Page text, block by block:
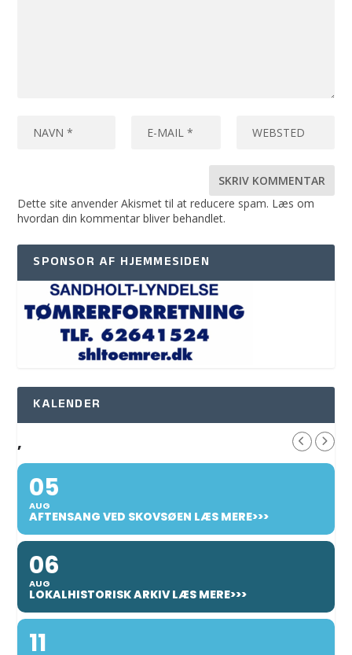
Dette site anvender Akismet til at reducere spam. Læs om
hvordan din kommentar bliver behandlet.
SPONSOR AF HJEMMESIDEN
KALENDER
,
05
AUG
AFTENSANG VED SKOVSØEN LÆS MERE>>>
06
AUG
LOKALHISTORISK ARKIV LÆS MERE>>>
11